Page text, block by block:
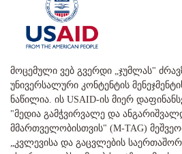
მოცემული ვებ გვერდი „ჯუმლას"
უნივერსალური კონტენტის
ნაწილია. ის USAID-ის მიერ
"მედია გამჭვირვალე და
მმართველობისთვის" (M-TAG)
„კვლევისა და გაცვლების